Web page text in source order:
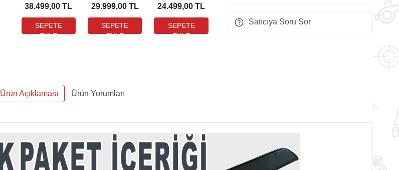
Tüfek (3-9X40
MIL-DOT
Dürbün
38.499,00 TL
Shot Havalı
Tüfek (3-9X40
MIL-DOT
29.999,00 TL
Tüfek (3-9X40
MIL-DOT
Dürbün
24.499,00 TL
Satıcıya Soru Sor
Ürün Açıklaması Ürün Yorumları